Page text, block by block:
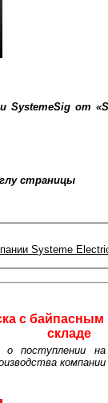
SystemeSig от
страницы
Systeme
с
складе
поступлении